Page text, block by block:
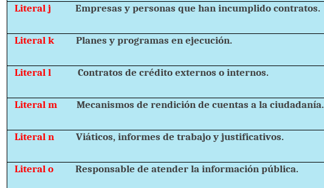
Literal jEmpresas y personas que han incumplido contratos.
Literal kPlanes y programas en ejecución.
Literal lContratos de crédito externos o internos.
Literal mMecanismos de rendición de cuentas a la ciudadanía.
Literal nViáticos, informes de trabajo y justificativos.
Literal oResponsable de atender la información pública.